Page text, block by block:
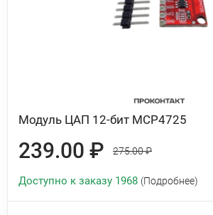
Модуль ЦАП 12-бит MCP4725
239.00 ₽ 275.00 ₽
Доступно к заказу 1968 (Подробнее)